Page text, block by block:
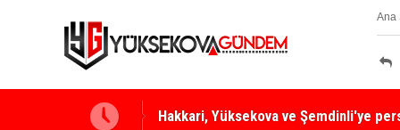
Ana
Yüksekova Ziraat Odası'ndan Yangınlara